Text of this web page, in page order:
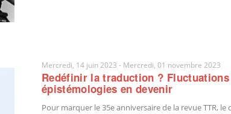
Mercredi, 14 juin 2023 - Mercredi, 01 novembre 2023
Redéfinir la traduction ?
épistémologies en devenir
Pour marquer le 35e anniversaire de la revue TTR,